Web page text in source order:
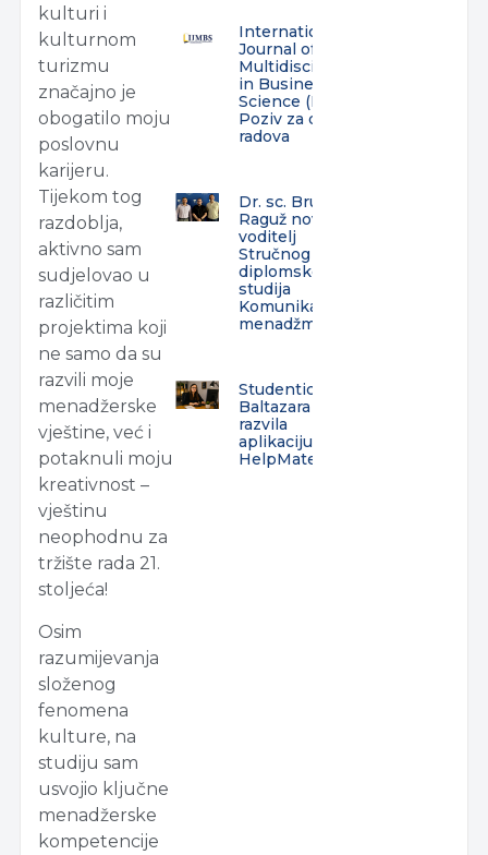
kulturi i
kulturnom
turizmu
značajno je
obogatilo moju
poslovnu
karijeru.
Tijekom tog
razdoblja,
aktivno sam
sudjelovao u
različitim
projektima koji
ne samo da su
razvili moje
menadžerske
vještine, već i
potaknuli moju
kreativnost –
vještinu
neophodnu za
tržište rada 21.
stoljeća!
Osim
razumijevanja
složenog
fenomena
kulture, na
studiju sam
usvojio ključne
menadžerske
kompetencije
International
Journal of
Multidisciplinarity
in Business and
Science (IJMBS) –
Poziv za dostavu
radova
Dr. sc. Bruno
Raguž novi
voditelj
Stručnog
diplomskog
studija
Komunikacijski
menadžment
Studentica
Baltazara
razvila
aplikaciju
HelpMate